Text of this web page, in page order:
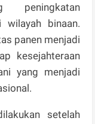
peningkatan
binaan.
panen menjadi
kesejahteraan
yang menjadi
setelah